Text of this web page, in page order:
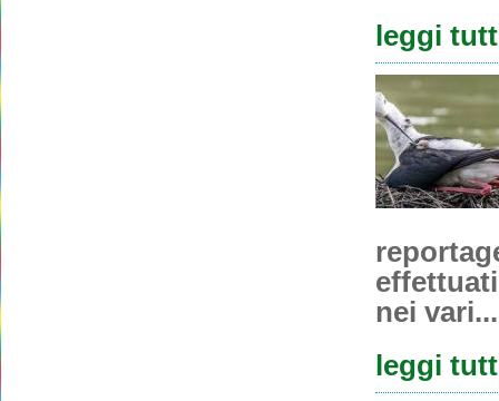
leggi
nei vari...
leggi